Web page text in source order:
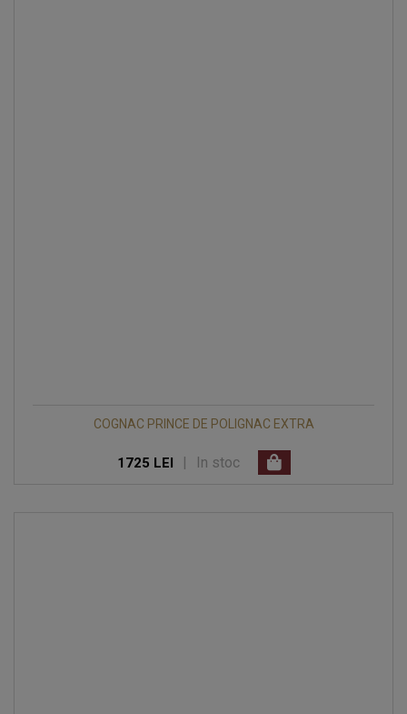
COGNAC PRINCE DE POLIGNAC EXTRA
1725 LEI In stoc